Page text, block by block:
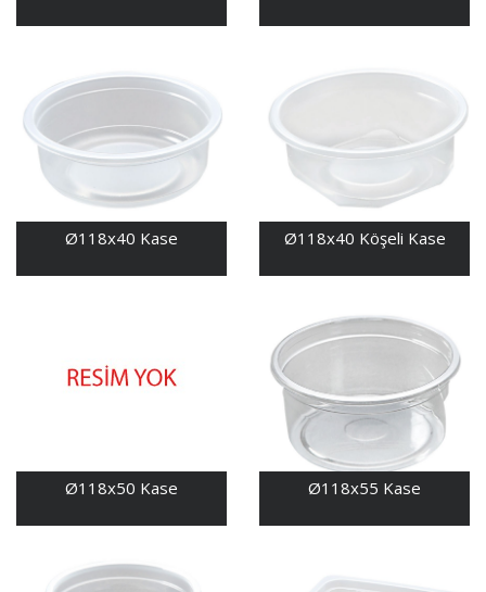
Ø118x40 Kase Ø118x40 Köşeli Kase
Ø118x50 Kase Ø118x55 Kase